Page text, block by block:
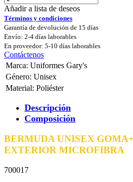
Añadir a lista de deseos
Términos y condiciones
Garantía de devolución de 15 días
Envío: 2-4 días laborables
En proveedor: 5-10 días laborables
Contáctenos
Marca: Uniformes Gary's
Género: Unisex
Material: Poliéster
Descripción
Composición
BERMUDA UNISEX
EXTERIOR MICROFIBRA
700017